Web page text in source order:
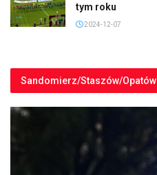
tym roku
2024-12-07
Sandomierz/Staszów/Opatów